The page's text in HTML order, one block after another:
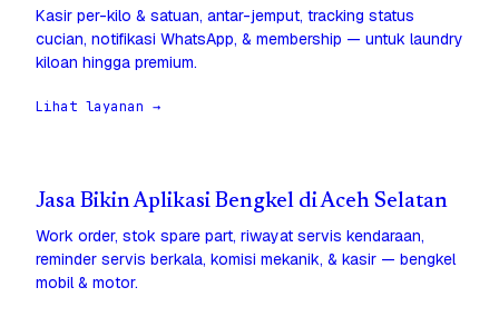
Kasir per-kilo & satuan, antar-jemput, tracking status
cucian, notifikasi WhatsApp, & membership — untuk laundry
kiloan hingga premium.
Lihat layanan →
Jasa Bikin Aplikasi Bengkel di Aceh Selatan
Work order, stok spare part, riwayat servis kendaraan,
reminder servis berkala, komisi mekanik, & kasir — bengkel
mobil & motor.